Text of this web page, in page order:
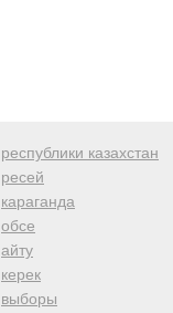
республики казахстан
ресей
караганда
обсе
айту
керек
выборы